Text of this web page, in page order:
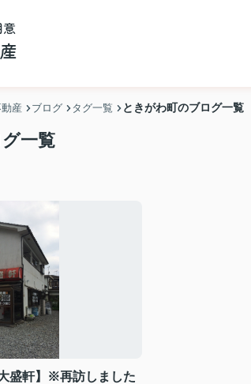
産 ブログ タグ一覧 ときがわ町のブログ一覧
一覧
盛軒】※再訪しました